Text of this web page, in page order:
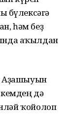
бүлексәгә
һәм беҙ
аҡылдан
Аҙашыуын
дә
ҡойолоп